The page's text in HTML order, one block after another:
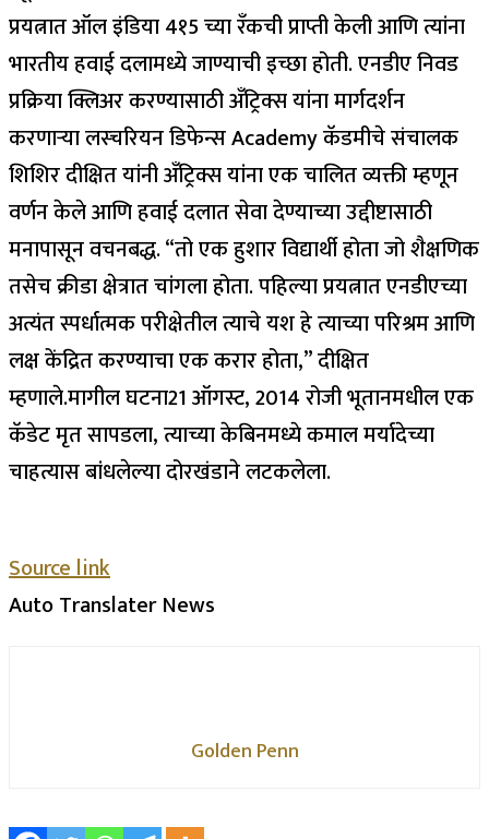
प्रयत्नात ऑल इंडिया 4१5 च्या रँकची प्राप्ती केली आणि त्यांना
भारतीय हवाई दलामध्ये जाण्याची इच्छा होती.एनडीए निवड
प्रक्रिया क्लिअर करण्यासाठी अँट्रिक्स यांना मार्गदर्शन
करणार्‍या लस्चरियन डिफेन्स Academy कॅडमीचे संचालक
शिशिर दीक्षित यांनी अँट्रिक्स यांना एक चालित व्यक्ती म्हणून
वर्णन केले आणि हवाई दलात सेवा देण्याच्या उद्दीष्टासाठी
मनापासून वचनबद्ध. “तो एक हुशार विद्यार्थी होता जो शैक्षणिक
तसेच क्रीडा क्षेत्रात चांगला होता. पहिल्या प्रयत्नात एनडीएच्या
अत्यंत स्पर्धात्मक परीक्षेतील त्याचे यश हे त्याच्या परिश्रम आणि
लक्ष केंद्रित करण्याचा एक करार होता,” दीक्षित
म्हणाले.मागील घटना21 ऑगस्ट, 2014 रोजी भूतानमधील एक
कॅडेट मृत सापडला, त्याच्या केबिनमध्ये कमाल मर्यादेच्या
चाहत्यास बांधलेल्या दोरखंडाने लटकलेला.
Source link
Auto Translater News
Golden Penn